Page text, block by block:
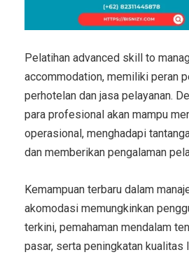
Pelatihan advanced skill to
accommodation, memiliki peran
perhotelan dan jasa pelayanan.
para profesional akan mampu
operasional, menghadapi
dan memberikan pengalaman
Kemampuan terbaru dalam
akomodasi memungkinkan
terkini, pemahaman mendalam
pasar, serta peningkatan kualitas